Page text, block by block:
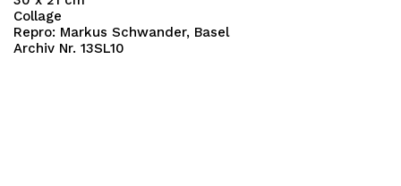
Collage
Repro: Markus Schwander, Basel
Archiv Nr. 13SL10